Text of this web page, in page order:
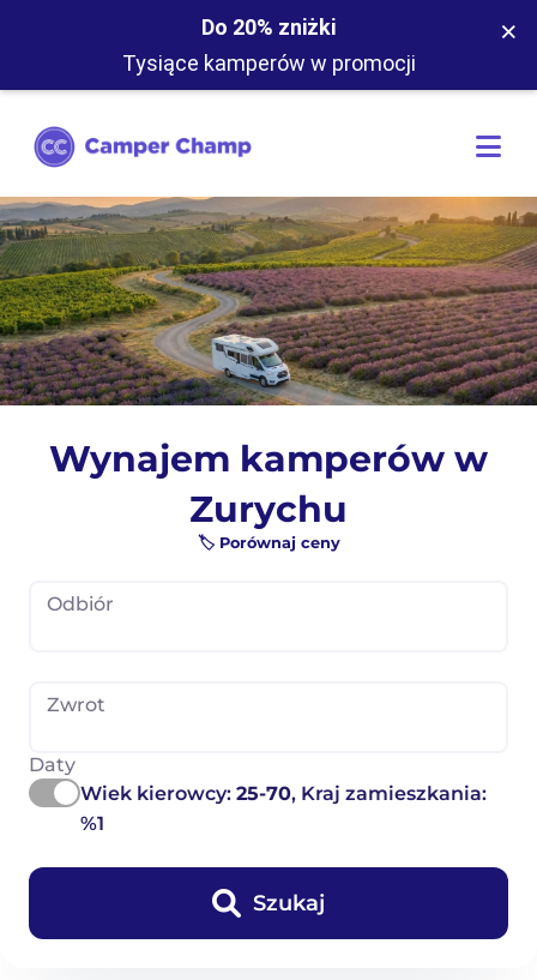
Do 20% zniżki
Tysiące kamperów w promocji
×
Wynajem kamperów w
Zurychu
🏷️ Porównaj ceny
Odbiór
Zwrot
Daty
Wiek kierowcy:25-70, Kraj zamieszkania:
%1
Szukaj